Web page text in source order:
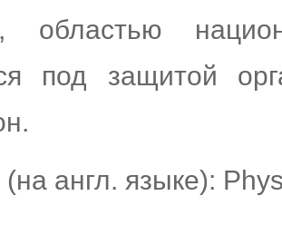
областью
под защитой
англ. языке):